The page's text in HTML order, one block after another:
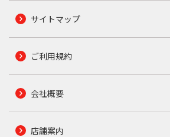
サイトマップ
ご利用規約
会社概要
店舗案内